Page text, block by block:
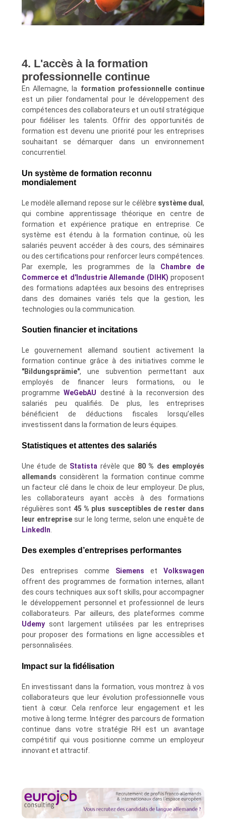
4. L'accès à la formation
professionnelle continue
En Allemagne, la formation professionnelle continue
est un pilier fondamental pour le développement des
compétences des collaborateurs et un outil stratégique
pour fidéliser les talents. Offrir des opportunités de
formation est devenu une priorité pour les entreprises
souhaitant se démarquer dans un environnement
concurrentiel.
Un système de formation reconnu
mondialement
Le modèle allemand repose sur le célèbre système dual,
qui combine apprentissage théorique en centre de
formation et expérience pratique en entreprise. Ce
système est étendu à la formation continue, où les
salariés peuvent accéder à des cours, des séminaires
ou des certifications pour renforcer leurs compétences.
Par exemple, les programmes de la Chambre de
Commerce et d'Industrie Allemande (DIHK) proposent
des formations adaptées aux besoins des entreprises
dans des domaines variés tels que la gestion, les
technologies ou la communication.
Soutien financier et incitations
Le gouvernement allemand soutient activement la
formation continue grâce à des initiatives comme le
"Bildungsprämie", une subvention permettant aux
employés de financer leurs formations, ou le
programmeWeGebAU destiné à la reconversion des
salariés peu qualifiés. De plus, les entreprises
bénéficient de déductions fiscales lorsqu’elles
investissent dans la formation de leurs équipes.
Statistiques et attentes des salariés
Une étude de Statista révèle que 80 % des employés
allemands considèrent la formation continue comme
un facteur clé dans le choix de leur employeur. De plus,
les collaborateurs ayant accès à des formations
régulières sont 45 % plus susceptibles de rester dans
leur entreprisesur le long terme, selon une enquête de
LinkedIn
Des exemples d’entreprises performantes
Des entreprises comme Siemens etVolkswagen
offrent des programmes de formation internes, allant
des cours techniques aux soft skills, pour accompagner
le développement personnel et professionnel de leurs
collaborateurs. Par ailleurs, des plateformes comme
Udemysont largement utilisées par les entreprises
pour proposer des formations en ligne accessibles et
personnalisées.
Impact sur la fidélisation
En investissant dans la formation, vous montrez à vos
collaborateurs que leur évolution professionnelle vous
tient à cœur. Cela renforce leur engagement et les
motive à long terme. Intégrer des parcours de formation
continue dans votre stratégie RH est un avantage
compétitif qui vous positionne comme un employeur
innovant et attractif.